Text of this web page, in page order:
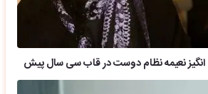
انگیز نعیمه نظام دوست در قاب سی سال پیش